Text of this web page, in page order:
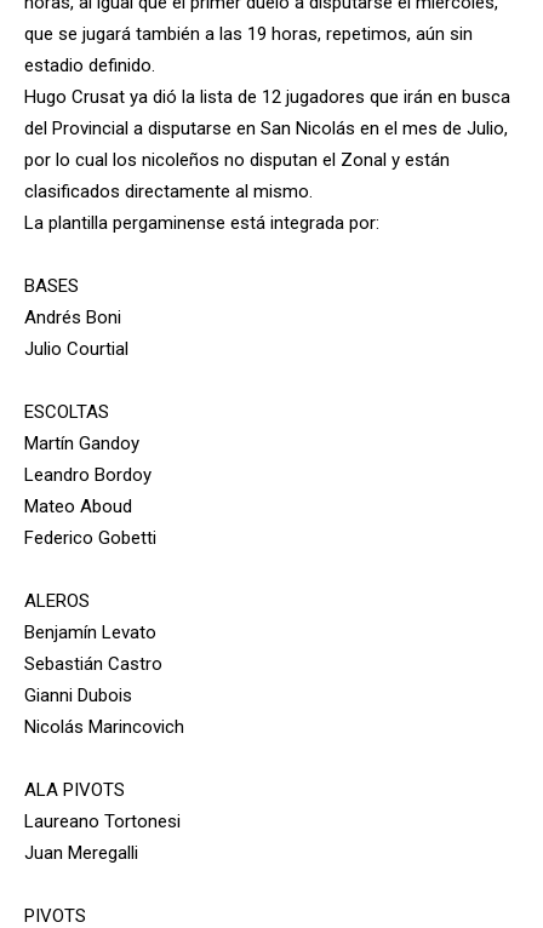
que se jugará también a las 19 horas, repetimos, aún sin
estadio definido.
Hugo Crusat ya dió la lista de 12 jugadores que irán en busca
del Provincial a disputarse en San Nicolás en el mes de Julio,
por lo cual los nicoleños no disputan el Zonal y están
clasificados directamente al mismo.
La plantilla pergaminense está integrada por:
BASES
Andrés Boni
Julio Courtial
ESCOLTAS
Martín Gandoy
Leandro Bordoy
Mateo Aboud
Federico Gobetti
ALEROS
Benjamín Levato
Sebastián Castro
Gianni Dubois
Nicolás Marincovich
ALA PIVOTS
Laureano Tortonesi
Juan Meregalli
PIVOTS